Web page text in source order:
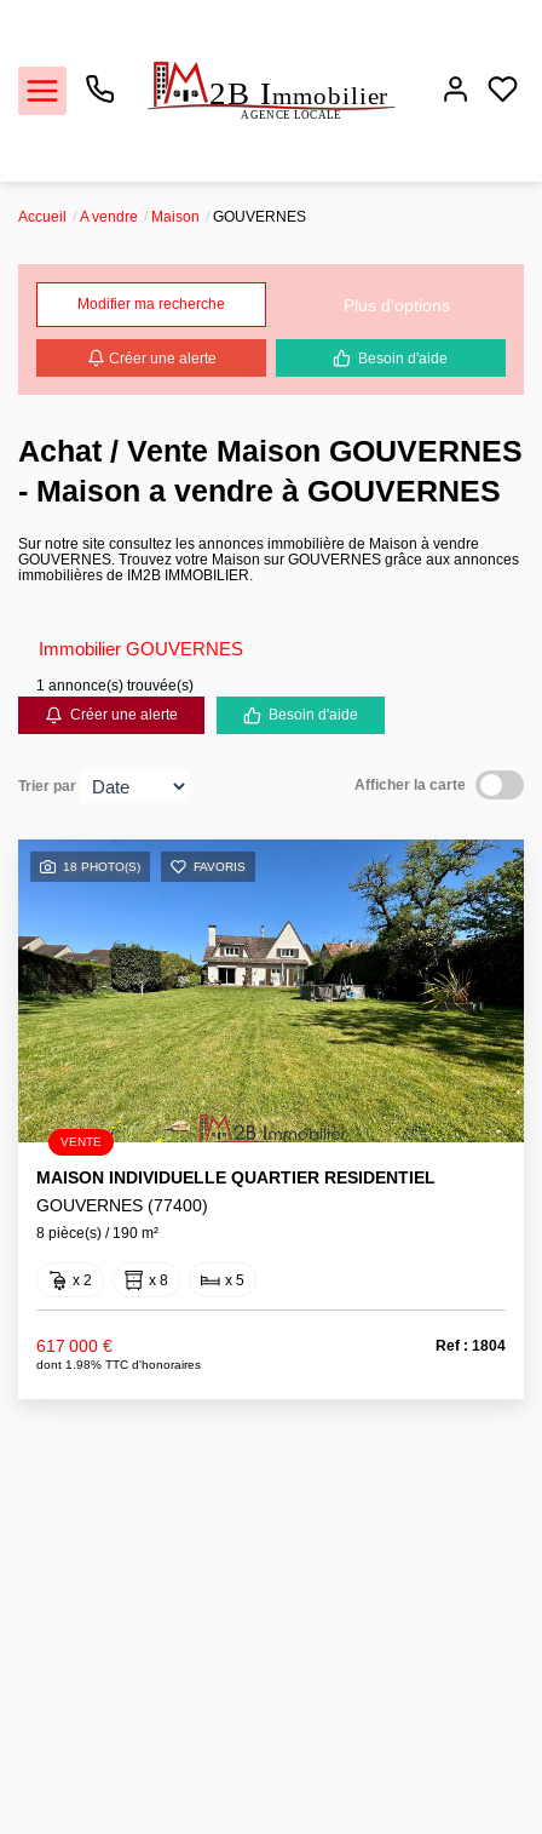
Locations
Estimation
Biens vendus
L'agence
Contact
Accueil A vendre Maison GOUVERNES
Modifier ma recherche Plus d'options
Créer une alerte Besoin d'aide
Achat / Vente Maison GOUVERNES
- Maison a vendre à GOUVERNES
Sur notre site consultez les annonces immobilière de Maison à vendre
GOUVERNES. Trouvez votre Maison sur GOUVERNES grâce aux annonces
immobilières de IM2B IMMOBILIER.
Immobilier GOUVERNES
1 annonce(s) trouvée(s)
Créer une alerte
Besoin d'aide
Trier par Afficher la carte
18 PHOTO(S) FAVORIS
VENTE
MAISON INDIVIDUELLE QUARTIER RESIDENTIEL
GOUVERNES (77400)
8 pièce(s) / 190 m²
x 2 x 8 x 5
617 000 €
dont 1.98% TTC d'honoraires
Ref : 1804